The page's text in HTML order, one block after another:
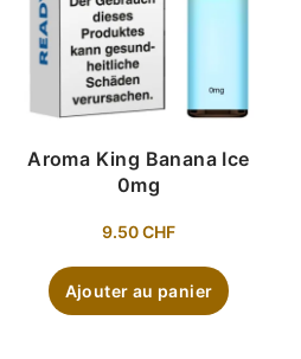
Aroma King Banana Ice
0mg
9.50CHF
Ajouter au panier